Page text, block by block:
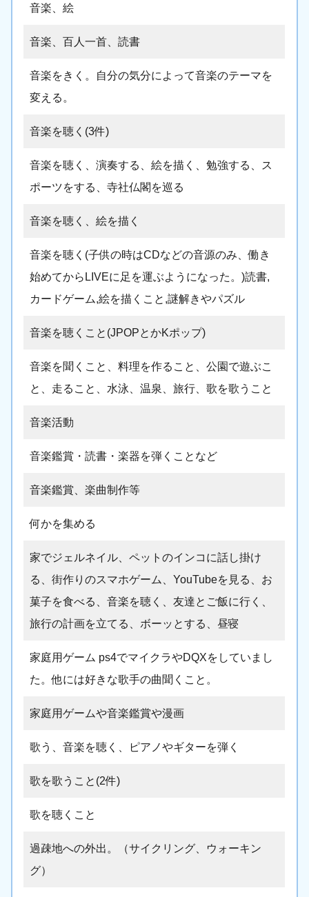
音楽、絵
音楽、百人一首、読書
音楽をきく。自分の気分によって音楽のテーマを
変える。
音楽を聴く(3件)
音楽を聴く、演奏する、絵を描く、勉強する、ス
ポーツをする、寺社仏閣を巡る
音楽を聴く、絵を描く
音楽を聴く(子供の時はCDなどの音源のみ、働き
始めてからLIVEに足を運ぶようになった。)読書,
カードゲーム,絵を描くこと,謎解きやパズル
音楽を聴くこと(JPOPとかKポップ)
音楽を聞くこと、料理を作ること、公園で遊ぶこ
と、走ること、水泳、温泉、旅行、歌を歌うこと
音楽活動
音楽鑑賞・読書・楽器を弾くことなど
音楽鑑賞、楽曲制作等
何かを集める
家でジェルネイル、ペットのインコに話し掛け
る、街作りのスマホゲーム、YouTubeを見る、お
菓子を食べる、音楽を聴く、友達とご飯に行く、
旅行の計画を立てる、ボーッとする、昼寝
家庭用ゲーム ps4でマイクラやDQXをしていまし
た。他には好きな歌手の曲聞くこと。
家庭用ゲームや音楽鑑賞や漫画
歌う、音楽を聴く、ピアノやギターを弾く
歌を歌うこと(2件)
歌を聴くこと
過疎地への外出。（サイクリング、ウォーキン
グ）